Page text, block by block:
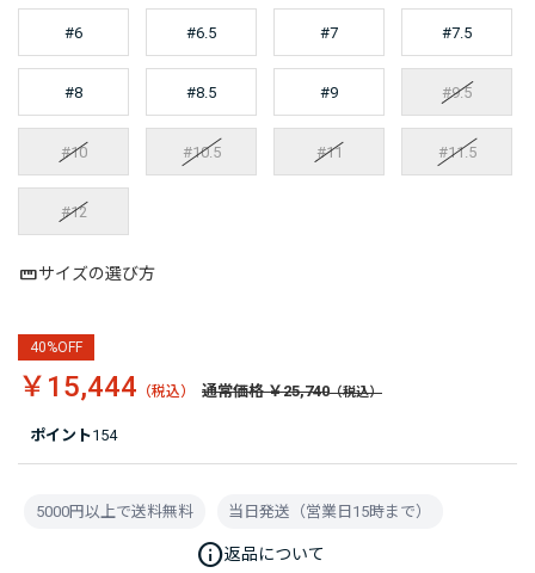
ポイント154
#6 #6.5 #7 #7.5
#8 #8.5 #9 #9.5
#10 #10.5 #11 #11.5
#12
サイズの選び方
40%OFF
￥15,444 通常価格 ￥25,740
5000円以上で送料無料 当日発送（営業日15時まで）
info返品について